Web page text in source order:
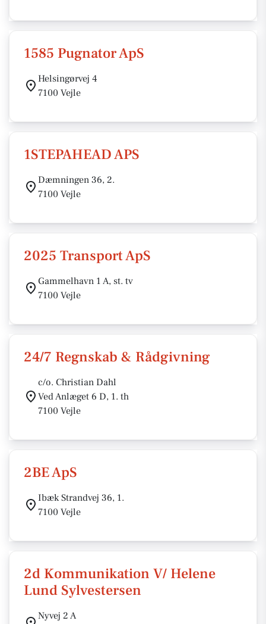
1585 Pugnator ApS
Helsingørvej 4
7100 Vejle
1STEPAHEAD APS
Dæmningen 36, 2.
7100 Vejle
2025 Transport ApS
Gammelhavn 1 A, st. tv
7100 Vejle
24/7 Regnskab & Rådgivning
c/o. Christian Dahl
Ved Anlæget 6 D, 1. th
7100 Vejle
2BE ApS
Ibæk Strandvej 36, 1.
7100 Vejle
2d Kommunikation V/ Helene
Lund Sylvestersen
Nyvej 2 A